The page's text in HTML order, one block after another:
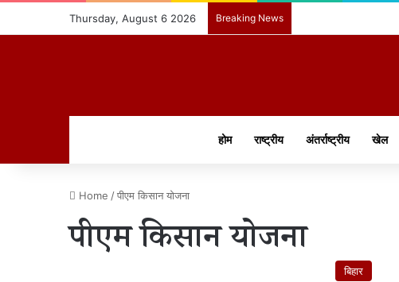
Thursday, August 6 2026 Breaking News
होम राष्ट्रीय अंतर्राष्ट्रीय खेल
Home /पीएम किसान योजना
पीएम किसान योजना
बिहार